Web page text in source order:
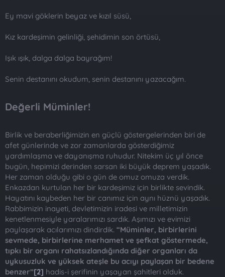
Ey mavi göklerin beyaz ve kızıl süsü,
Kız kardeşimin gelinliği, şehidimin son örtüsü,
Işık ışık, dalga dalga bayrağım!
Senin destanını okudum, senin destanını yazacağım.
Değerli Müminler!
Birlik ve beraberliğimizin en güçlü göstergelerinden biri de
afet günlerinde ve zor zamanlarda gösterdiğimiz
yardımlaşma ve dayanışma ruhudur. Nitekim üç yıl önce
bugün, hepimizi derinden sarsan iki büyük deprem yaşadık.
Her zaman olduğu gibi o gün de omuz omuza verdik.
Enkazdan kurtulan her bir kardeşimiz için birlikte sevindik.
Hayatını kaybeden her bir canımız için aynı hüznü yaşadık.
Rabbimizin inayeti, devletimizin iradesi ve milletimizin
kenetlenmesiyle yaralarımızı sardık. Aşımızı ve evimizi
paylaşarak acılarımızı dindirdik. “Müminler, birbirlerini
sevmede, birbirlerine merhamet ve şefkat göstermede,
tıpkı bir organı rahatsızlandığında diğer organları da
uykusuzluk ve yüksek ateşle bu acıyı paylaşan bir bedene
benzer”[2] hadis-i şerifinin yaşayan şahitleri olduk.